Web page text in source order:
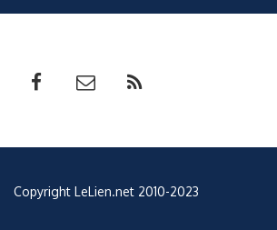
Copyright LeLien.net 2010-2023